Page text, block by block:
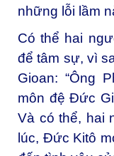
những lỗi lầm
Có thể hai
để tâm sự, vì
Gioan: “Ông
môn đệ Đức
Và có thể, hai
lúc, Đức Kitô